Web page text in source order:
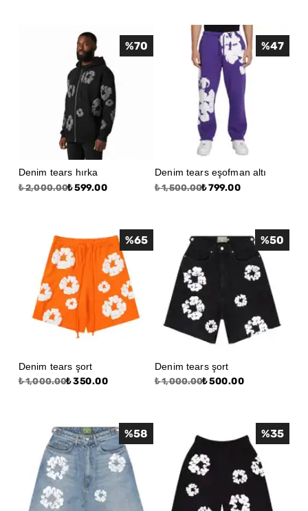
Denim tears hırka
₺ 2,000.00₺ 599.00
%70
Denim tears eşofman altı
₺ 1,500.00₺ 799.00
%47
Denim tears şort
₺ 1,000.00₺ 350.00
%65
Denim tears şort
₺ 1,000.00₺ 500.00
%50
%58 %35